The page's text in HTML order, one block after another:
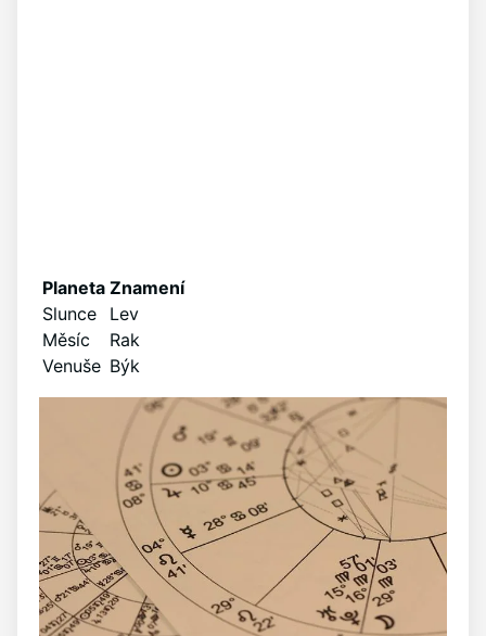
Planeta Znamení
Slunce
Lev
Měsíc
Rak
Venuše Býk